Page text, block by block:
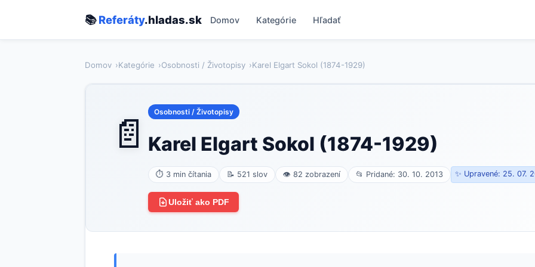
📚Referáty.hladas.sk Domov Kategórie Hľadať
Domov Kategórie Osobnosti / Životopisy Karel Elgart Sokol (1874-1929)
📄 Osobnosti / Životopisy
Karel Elgart Sokol (1874-1929)
⏱ 3 min čítania 📝 521 slov 👁 82 zobrazení 📂 Pridané: 30. 10. 2013 ✨ Upravené: 25. 07.
Uložiť ako PDF